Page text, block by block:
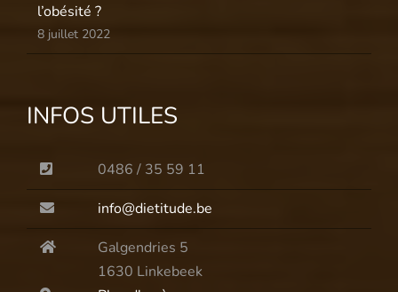
l’obésité ?
8 juillet 2022
INFOS UTILES
0486 / 35 59 11
info@dietitude.be
Galgendries 5
1630 Linkebeek